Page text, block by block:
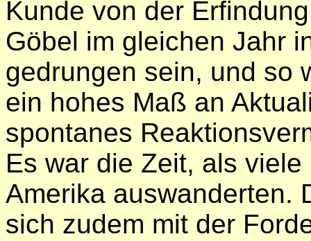
Kunde von der
Göbel im gleichen Jahr
gedrungen sein, und so
ein hohes Maß an
spontanes
Es war die Zeit, als
Amerika auswanderten.
sich zudem mit der